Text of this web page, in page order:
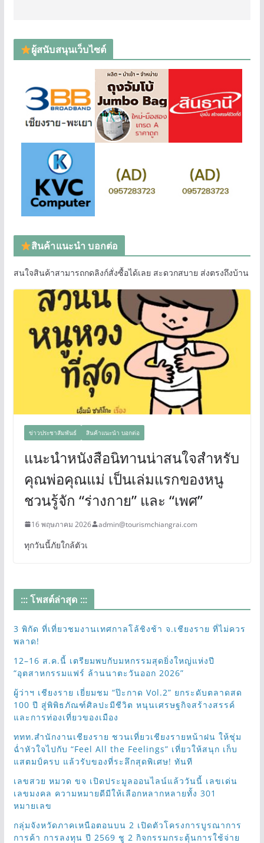
ผู้สนับสนุนเว็บไซต์
สินค้าแนะนำ บอกต่อ
สนใจสินค้าสามารถกดลิงก์สั่งซื้อได้เลย สะดวกสบาย ส่งตรงถึงบ้าน
ข่าวประชาสัมพันธ์ สินค้าแนะนำ บอกต่อ
แนะนำหนังสือนิทานน่าสนใจสำหรับ
คุณพ่อคุณแม่ เป็นเล่มแรกของหนู
ชวนรู้จัก “ร่างกาย” และ “เพศ”
16 พฤษภาคม 2026 admin@tourismchiangrai.com
ทุกวันนี้ภัยใกล้ตัวเ
::: โพสต์ล่าสุด :::
3 พิกัด ที่เที่ยวชมงานเทศกาลโล้ชิงช้า จ.เชียงราย ที่ไม่ควร
พลาด!
12–16 ส.ค.นี้ เตรียมพบกับมหกรรมสุดยิ่งใหญ่แห่งปี
“อุตสาหกรรมแฟร์ ล้านนาตะวันออก 2026”
ผู้ว่าฯ เชียงราย เยี่ยมชม “ป๊ะกาด Vol.2” ยกระดับตลาดสด
100 ปี สู่พิพิธภัณฑ์ศิลปะมีชีวิต หนุนเศรษฐกิจสร้างสรรค์
และการท่องเที่ยวของเมือง
ททท.สำนักงานเชียงราย ชวนเที่ยวเชียงรายหน้าฝน ให้ชุ่ม
ฉ่ำหัวใจไปกับ “Feel All the Feelings” เที่ยวให้สนุก เก็บ
แสตมป์ครบ แล้วรับของที่ระลึกสุดพิเศษ! ทันที
เลขสวย หมวด ขจ เปิดประมูลออนไลน์แล้ววันนี้ เลขเด่น
เลขมงคล ความหมายดีมีให้เลือกหลากหลายทั้ง 301
หมายเลข
กลุ่มจังหวัดภาคเหนือตอนบน 2 เปิดตัวโครงการบูรณาการ
การค้า การลงทุน ปี 2569 ชู 2 กิจกรรมกระตุ้นการใช้จ่าย